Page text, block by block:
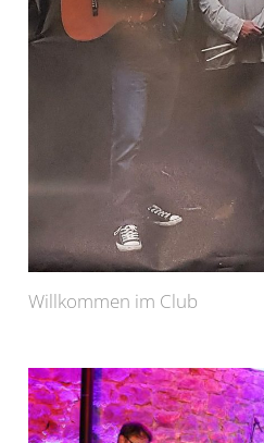
Willkommen im Club